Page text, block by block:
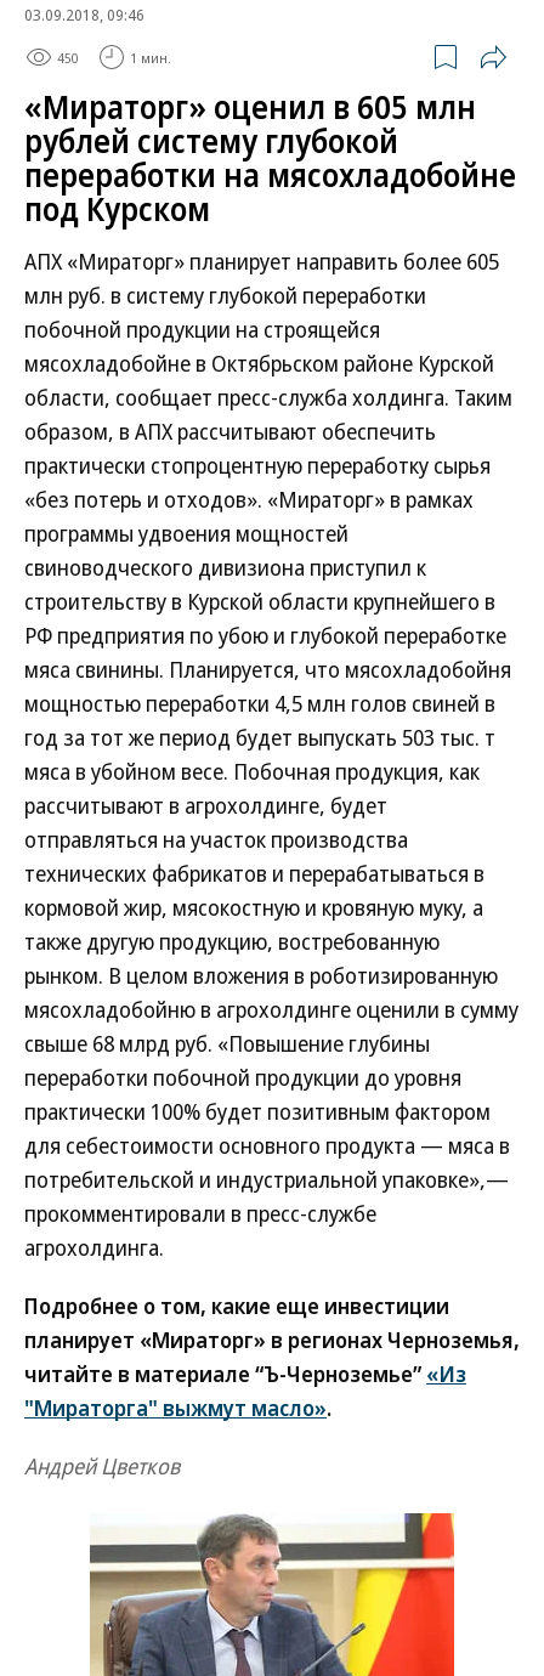
03.09.2018, 09:46
450 1 мин.
«Мираторг» оценил в 605 млн
рублей систему глубокой
переработки на мясохладобойне
под Курском
АПХ «Мираторг» планирует направить более 605
млн руб. в систему глубокой переработки
побочной продукции на строящейся
мясохладобойне в Октябрьском районе Курской
области, сообщает пресс-служба холдинга. Таким
образом, в АПХ рассчитывают обеспечить
практически стопроцентную переработку сырья
«без потерь и отходов». «Мираторг» в рамках
программы удвоения мощностей
свиноводческого дивизиона приступил к
строительству в Курской области крупнейшего в
РФ предприятия по убою и глубокой переработке
мяса свинины. Планируется, что мясохладобойня
мощностью переработки 4,5 млн голов свиней в
год за тот же период будет выпускать 503 тыс. т
мяса в убойном весе. Побочная продукция, как
рассчитывают в агрохолдинге, будет
отправляться на участок производства
технических фабрикатов и перерабатываться в
кормовой жир, мясокостную и кровяную муку, а
также другую продукцию, востребованную
рынком. В целом вложения в роботизированную
мясохладобойню в агрохолдинге оценили в сумму
свыше 68 млрд руб. «Повышение глубины
переработки побочной продукции до уровня
практически 100% будет позитивным фактором
для себестоимости основного продукта — мяса в
потребительской и индустриальной упаковке»,—
прокомментировали в пресс-службе
агрохолдинга.
Подробнее о том, какие еще инвестиции
планирует «Мираторг» в регионах Черноземья,
читайте в материале “Ъ-Черноземье” «Из
"Мираторга" выжмут масло».
Андрей Цветков